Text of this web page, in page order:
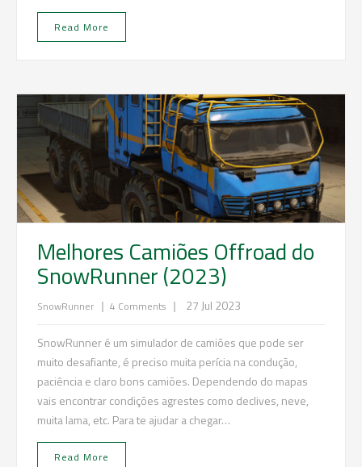
Read More
Melhores Camiões Offroad do
SnowRunner (2023)
SnowRunner | 4 Comments | 27 Jul 2023
SnowRunner é um simulador de camiões que pode ser
muito desafiante, é preciso muita perícia na condução,
paciência e claro bons camiões. Dependendo do mapas
vais encontrar condições agrestes como declives, neve,
muita lama, etc. Para te ajudar a chegar…
Read More